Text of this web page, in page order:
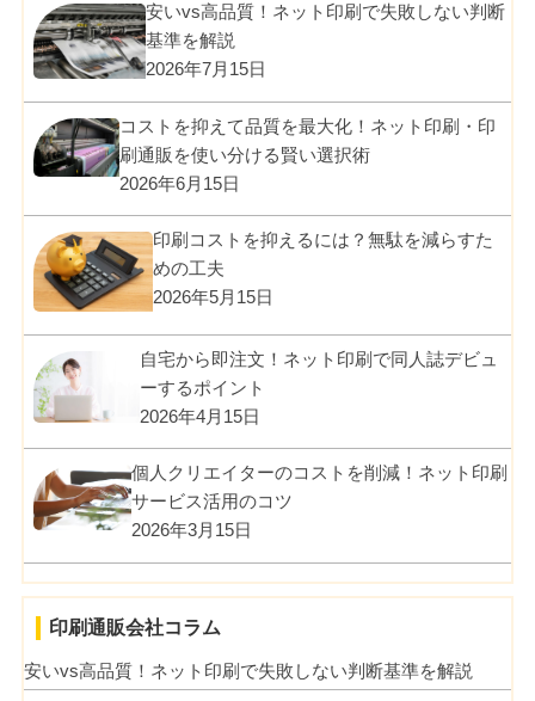
安いvs高品質！ネット印刷で失敗しない判断
基準を解説
2026年7月15日
コストを抑えて品質を最大化！ネット印刷・印
刷通販を使い分ける賢い選択術
2026年6月15日
印刷コストを抑えるには？無駄を減らすた
めの工夫
2026年5月15日
自宅から即注文！ネット印刷で同人誌デビュ
ーするポイント
2026年4月15日
個人クリエイターのコストを削減！ネット印刷
サービス活用のコツ
2026年3月15日
印刷通販会社コラム
安いvs高品質！ネット印刷で失敗しない判断基準を解説